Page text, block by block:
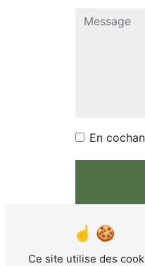
En
** Les
dans le seul
disposez de
Ce site utilise des